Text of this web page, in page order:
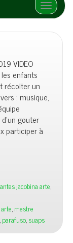
Afficher/
VIDEO
les enfants
récolter un
: musique,
gouter
participer à
jacobina arte,
,mestre
,parafuso,suaps